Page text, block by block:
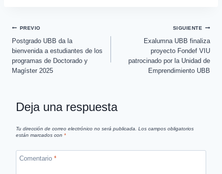
PREVIO
Postgrado UBB da la
bienvenida a estudiantes de los
programas de Doctorado y
Magíster 2025
SIGUIENTE
Exalumna UBB finaliza
proyecto Fondef VIU
patrocinado por la Unidad de
Emprendimiento UBB
Deja una respuesta
Tu dirección de correo electrónico no será publicada.
Los campos obligatorios
están marcados con *
Comentario *